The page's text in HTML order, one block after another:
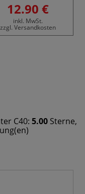
12.90 €
inkl. MwSt.
zzgl. Versandkosten
C40: 5.00Sterne,